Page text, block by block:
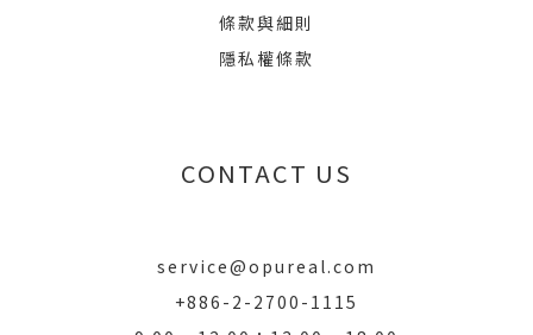
條款與細則
隱私權條款
CONTACT US
service@opureal.com
+886-2-2700-1115